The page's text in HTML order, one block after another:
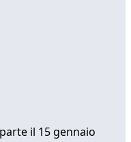
il 15 gennaio